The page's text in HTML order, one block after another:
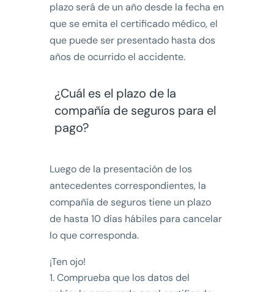
plazo será de un año desde la fecha en
que se emita el certificado médico, el
que puede ser presentado hasta dos
años de ocurrido el accidente.
¿Cuál es el plazo de la
compañía de seguros para el
pago?
Luego de la presentación de los
antecedentes correspondientes, la
compañía de seguros tiene un plazo
de hasta 10 días hábiles para cancelar
lo que corresponda.
¡Ten ojo!
Comprueba que los datos del